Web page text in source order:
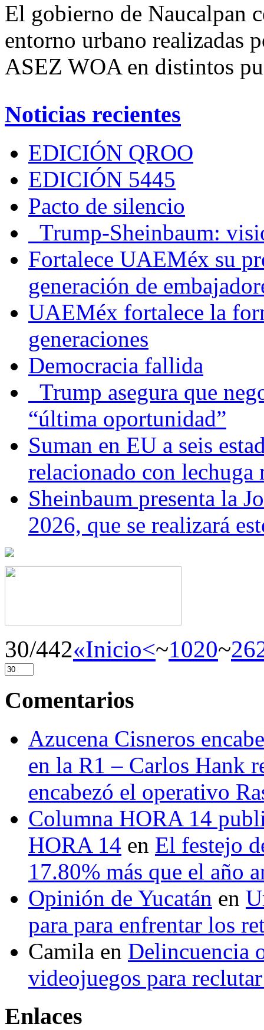
El gobierno de Naucalpan
entorno urbano realizadas
ASEZ WOA en distintos
Noticias recientes
EDICIÓN QROO
EDICIÓN 5445
Pacto de silencio
Trump-Sheinbaum:
Fortalece UAEMéx su
generación de
UAEMéx fortalece la
generaciones
Democracia fallida
Trump asegura que
“última oportunidad”
Suman en EU a seis
relacionado con lechuga
Sheinbaum presenta la
2026, que se realizará
30/442«Inicio<~1020~26
Comentarios
Azucena Cisneros
en la R1 – Carlos Hank
encabezó el operativo
Columna HORA 14
HORA 14 en El festejo
17.80% más que el año
Opinión de Yucatán en
para para enfrentar los
Camila en Delincuencia
videojuegos para
Enlaces